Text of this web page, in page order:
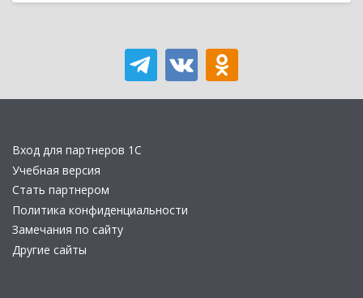
Вход для партнеров 1С
Учебная версия
Стать партнером
Политика конфиденциальности
Замечания по сайту
Другие сайты